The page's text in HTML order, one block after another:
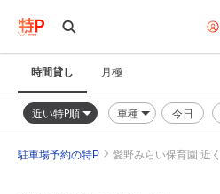
時間貸し 月極
近い特P順 車種 今日
駐車場予約の特P 愛野みらい保育園 近